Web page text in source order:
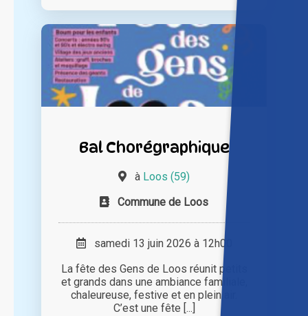
Bal Chorégraphique
à Loos (59)
Commune de Loos
samedi 13 juin 2026 à 12h00
La fête des Gens de Loos réunit petits
et grands dans une ambiance familiale,
chaleureuse, festive et en plein air.
C’est une fête [...]